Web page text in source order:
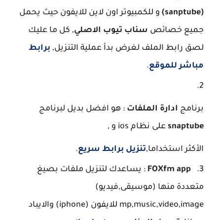
(sanptube)
و للكمبيوتر اون لاين للايفون حيث يحمل
جميع خصائص سناب تيوب الاصلي, كل ما عليك
لصق رابط الملف لغرض بدأ عملية التنزيل, برابط
مباشر للموقع.
برنامج ادارة الملفات : هو افضل بديل لبرنامج
snaptube على نظام ios و ,
الأكثر استخداما,تنزيل برابط سريع.
FOXfm app : يساعدك لتنزيل ملفات بصيغ
متعددة منها (موسيقى,فيديو)
mp,music,video,image للايفون (iphone) والايباد